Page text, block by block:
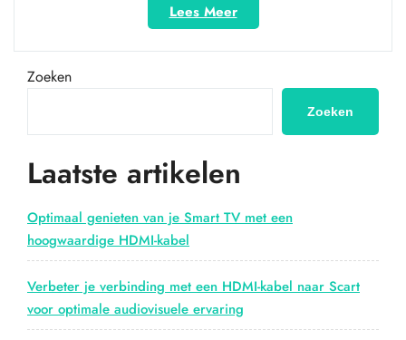
Lees Meer“Verbeter
je
geluidsbeleving
een
hoogwaardige
audio
Zoeken
Zoeken
Laatste artikelen
Optimaal genieten van je Smart TV met een
hoogwaardige HDMI-kabel
Verbeter je verbinding met een HDMI-kabel naar Scart
voor optimale audiovisuele ervaring